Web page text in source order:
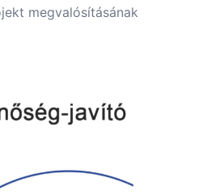
megvalósításának